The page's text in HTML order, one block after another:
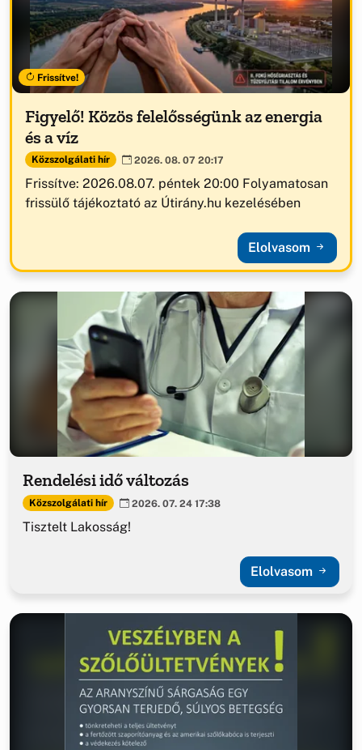
Frissítve!
Figyelő! Közös felelősségünk az energia
és a víz
Közszolgálati hír 2026. 08. 07 20:17
Frissítve: 2026.08.07. péntek 20:00 Folyamatosan
frissülő tájékoztató az Útirány.hu kezelésében
Elolvasom
Rendelési idő változás
Közszolgálati hír 2026. 07. 24 17:38
Tisztelt Lakosság!
Elolvasom